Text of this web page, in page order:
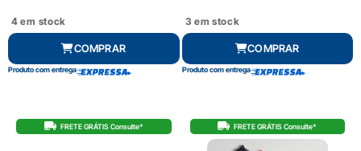
4 em stock
COMPRAR
Produto com entrega
3 em stock
COMPRAR
Produto com entrega
FRETE GRÁTIS Consulte* FRETE GRÁTIS Consulte*